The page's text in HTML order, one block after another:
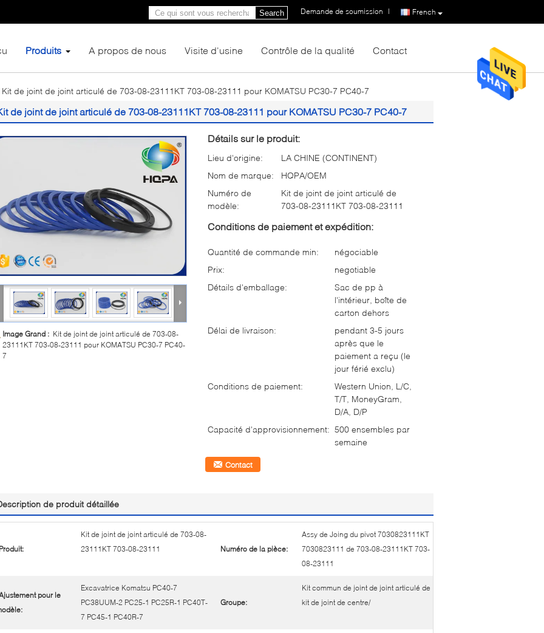
French
Demande de soumission |
Search
Produits A propos de nous Visite d'usine Contrôle de la qualité Contact
Kit de joint de joint articulé de 703-08-23111KT 703-08-23111 pour KOMATSU PC30-7 PC40-7
de joint de joint articulé de 703-08-23111KT 703-08-23111 pour KOMATSU PC30-7 PC40-7
Image Grand : Kit de joint de joint articulé de 703-08-
23111KT 703-08-23111 pour KOMATSU PC30-7 PC40-
7
Détails sur le produit:
Lieu d'origine:
LA CHINE (CONTINENT)
Nom de marque:
HQPA/OEM
Numéro de
modèle:
Kit de joint de joint articulé de
703-08-23111KT 703-08-23111
Conditions de paiement et expédition:
Quantité de commande min:
négociable
Prix:
negotiable
Détails d'emballage:
Sac de pp à
l'intérieur, boîte de
carton dehors
Délai de livraison:
pendant 3-5 jours
après que le
paiement a reçu (le
jour férié exclu)
Conditions de paiement:
Western Union, L/C,
T/T, MoneyGram,
D/A, D/P
Capacité d'approvisionnement: 500 ensembles par
semaine
Contact
de produit détaillée
Kit de joint de joint articulé de 703-08-
23111KT 703-08-23111
Numéro de la pièce:
Assy de Joing du pivot 7030823111KT
7030823111 de 703-08-23111KT 703-
08-23111
pour le
Excavatrice Komatsu PC40-7
PC38UUM-2 PC25-1 PC25R-1 PC40T-
7 PC45-1 PC40R-7
Groupe:
Kit commun de joint de joint articulé de
kit de joint de centre/